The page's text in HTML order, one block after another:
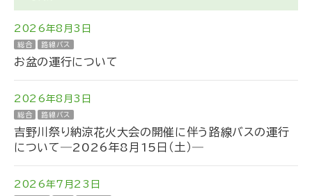
2026年8月3日
総合 路線バス
お盆の運行について
2026年8月3日
総合 路線バス
吉野川祭り納涼花火大会の開催に伴う路線バスの運行
について―2026年8月15日（土）―
2026年7月23日